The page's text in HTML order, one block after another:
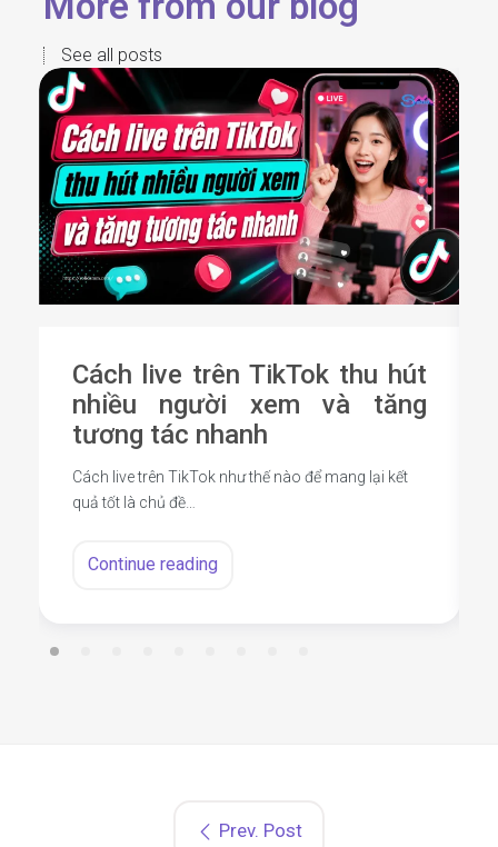
See all posts
Cách live trên TikTok thu hút
nhiều người xem và tăng
tương tác nhanh
Cách live trên TikTok như thế nào để mang lại kết
quả tốt là chủ đề…
Continue reading
Prev. Post